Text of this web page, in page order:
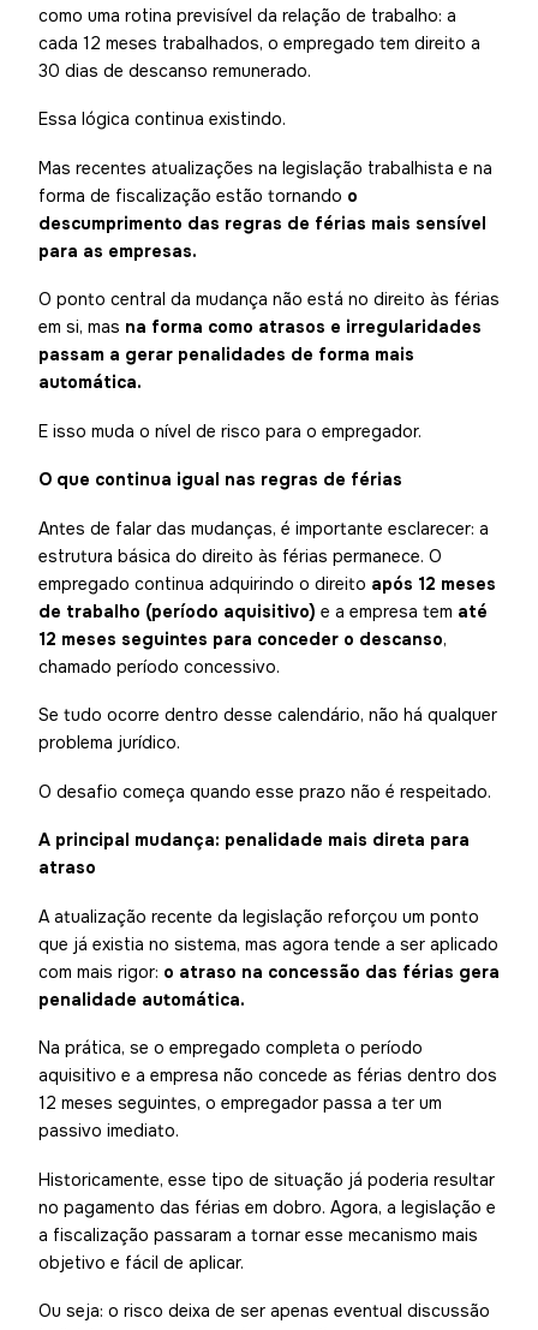
como uma rotina previsível da relação de trabalho: a
cada 12 meses trabalhados, o empregado tem direito a
30 dias de descanso remunerado.
Essa lógica continua existindo.
Mas recentes atualizações na legislação trabalhista e na
forma de fiscalização estão tornando o
descumprimento das regras de férias mais sensível
para as empresas.
O ponto central da mudança não está no direito às férias
em si, mas na forma como atrasos e irregularidades
passam a gerar penalidades de forma mais
automática.
E isso muda o nível de risco para o empregador.
O que continua igual nas regras de férias
Antes de falar das mudanças, é importante esclarecer: a
estrutura básica do direito às férias permanece. O
empregado continua adquirindo o direito após 12 meses
de trabalho (período aquisitivo) e a empresa tem até
12 meses seguintes para conceder o descanso,
chamado período concessivo.
Se tudo ocorre dentro desse calendário, não há qualquer
problema jurídico.
O desafio começa quando esse prazo não é respeitado.
A principal mudança: penalidade mais direta para
atraso
A atualização recente da legislação reforçou um ponto
que já existia no sistema, mas agora tende a ser aplicado
com mais rigor: o atraso na concessão das férias gera
penalidade automática.
Na prática, se o empregado completa o período
aquisitivo e a empresa não concede as férias dentro dos
12 meses seguintes, o empregador passa a ter um
passivo imediato.
Historicamente, esse tipo de situação já poderia resultar
no pagamento das férias em dobro. Agora, a legislação e
a fiscalização passaram a tornar esse mecanismo mais
objetivo e fácil de aplicar.
Ou seja: o risco deixa de ser apenas eventual discussão